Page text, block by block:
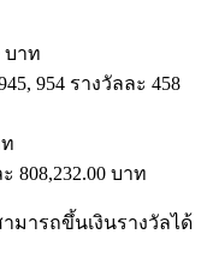
บาท
954 รางวัลละ 458
808,232.00 บาท
มารถขึ้นเงินรางวัลได้